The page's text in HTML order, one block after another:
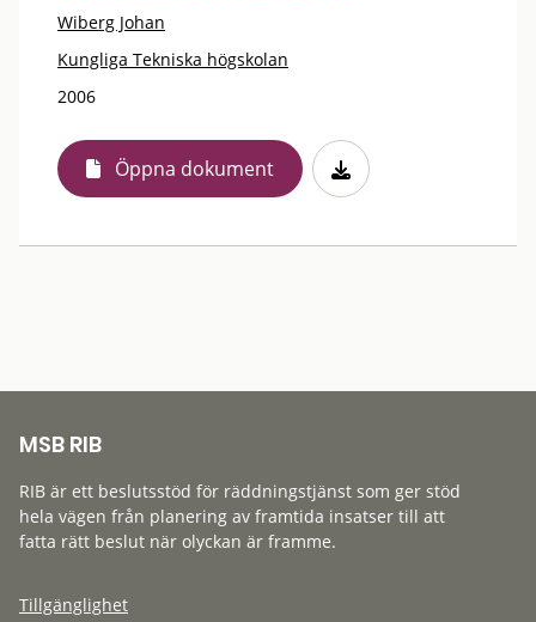
Wiberg Johan
Kungliga Tekniska högskolan
2006
Öppna dokument
MSB RIB
RIB är ett beslutsstöd för räddningstjänst som ger stöd
hela vägen från planering av framtida insatser till att
fatta rätt beslut när olyckan är framme.
Tillgänglighet